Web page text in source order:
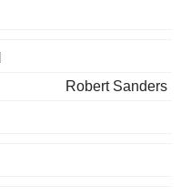
Robert Sanders